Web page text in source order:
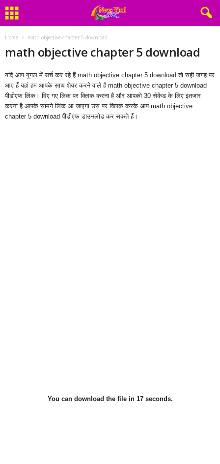
Home math objective chapter 5 download
math objective chapter 5 download
यदि आप गूगल में सर्च कर रहे हैं math objective chapter 5 download तो सही जगह पर
आए हैं यहां हम आपके साथ शेयर करने वाले हैं math objective chapter 5 download
पीडीएफ लिंक। दिए गए लिंक पर क्लिक करना है और आपको 30 सेकेंड के लिए इंतजार
करना है आपके सामने लिंक आ जाएगा उस पर क्लिक करके आप math objective
chapter 5 download पीडीएफ डाउनलोड कर सकते हैं।
You can download the file in 16 seconds.